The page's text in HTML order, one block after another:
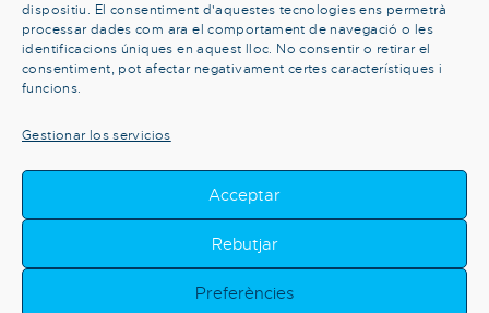
dispositiu. El consentiment d'aquestes tecnologies ens permetrà
processar dades com ara el comportament de navegació o les
identificacions úniques en aquest lloc. No consentir o retirar el
consentiment, pot afectar negativament certes característiques i
funcions.
Gestionar los servicios
Acceptar
Rebutjar
Preferències